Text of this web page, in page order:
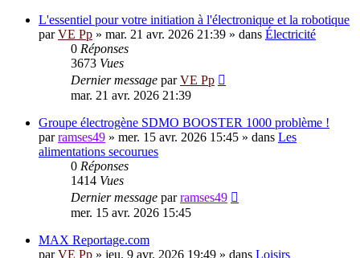
L'essentiel pour votre initiation à l'électronique et la robotique
parVE Pp » mar. 21 avr. 2026 21:39 » dans Électricité
0 Réponses
3673 Vues
Dernier message parVE Pp
mar. 21 avr. 2026 21:39
Groupe électrogène SDMO BOOSTER 1000 problème !
parramses49 » mer. 15 avr. 2026 15:45 » dans Les
alimentations secourues
0 Réponses
1414 Vues
Dernier message parramses49
mer. 15 avr. 2026 15:45
MAX Reportage.com
parVE Pp » jeu. 9 avr. 2026 19:49 » dans Loisirs